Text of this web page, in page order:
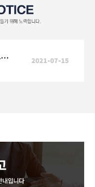
르네블루 신성건설 홈페이지 리뉴얼 오픈 2021-07-15